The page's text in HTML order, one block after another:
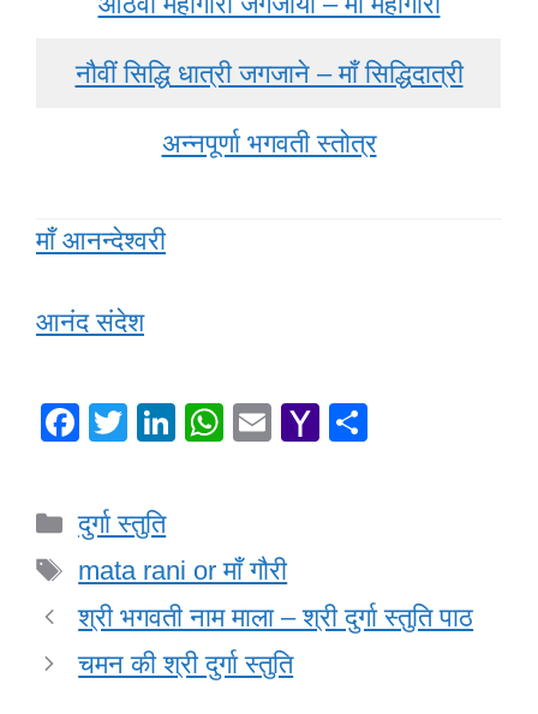
नौवीं सिद्धि धात्री जगजाने – माँ सिद्धिदात्री
अन्नपूर्णा भगवती स्तोत्र
माँ आनन्देश्वरी
आनंद संदेश
F
e
b
o
o
k
T
tt
er
Li
dI
n
W
A
p
p
E
Y
M
Categories
दुर्गा स्तुति
Tags
mata rani or माँ गौरी
श्री भगवती नाम माला – श्री दुर्गा स्तुति पाठ
चमन की श्री दुर्गा स्तुति